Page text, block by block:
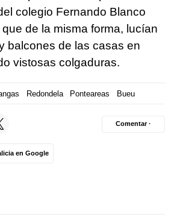
colegio Fernando Blanco
de la misma forma, lucían
balcones de las casas en
vistosas colgaduras.
Redondela Ponteareas Bueu
en Google
Comentar ·